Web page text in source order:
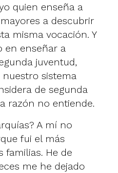
quien enseña a
a descubrir
misma vocación. Y
en enseñar a
juventud,
sistema
de segunda
razón no entiende.
A mí no
fui el más
familias. He de
me he dejado